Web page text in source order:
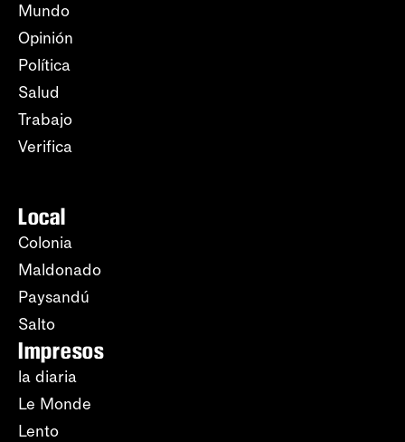
Mundo
Opinión
Política
Salud
Trabajo
Verifica
Local
Colonia
Maldonado
Paysandú
Salto
Impresos
la diaria
Le Monde
Lento